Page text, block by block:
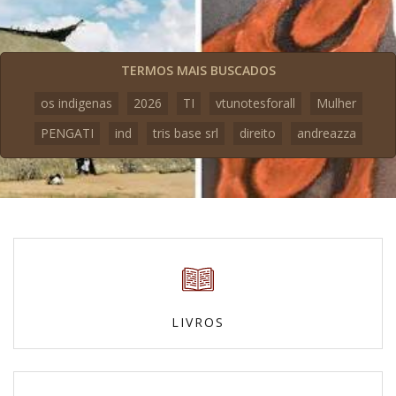
TERMOS MAIS BUSCADOS
os indigenas
2026 TI vtunotesforall
Mulher
PENGATI
ind tris base srl direito andreazza
LIVROS